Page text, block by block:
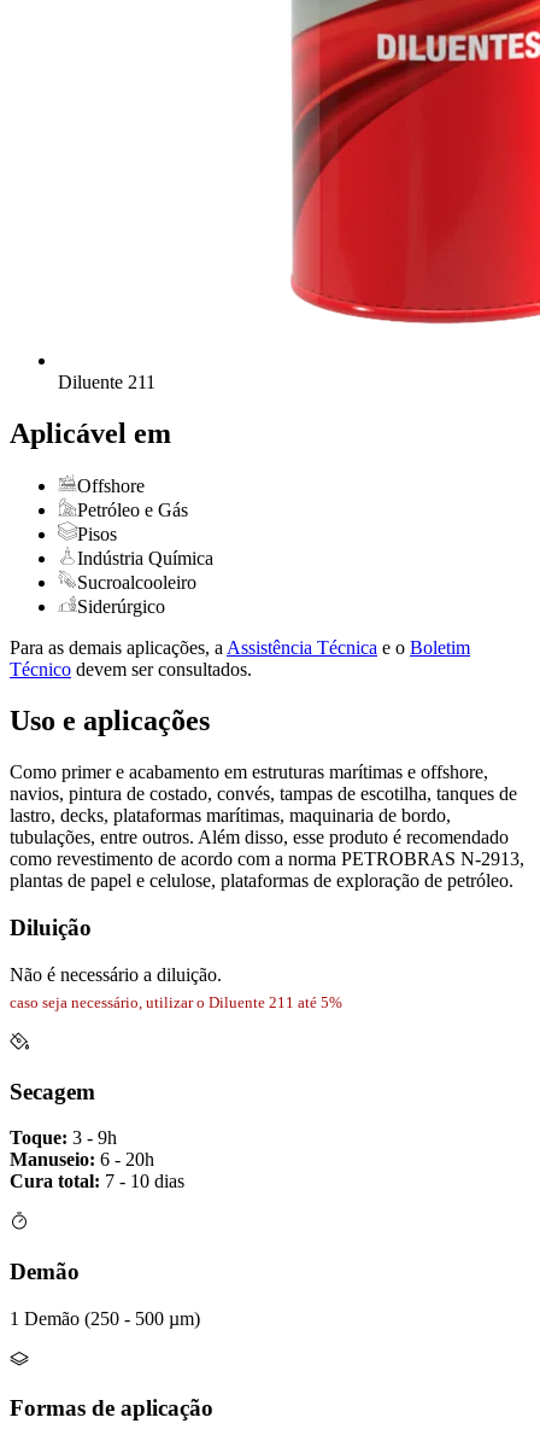
Diluente 211
Aplicável em
Offshore
Petróleo e Gás
Pisos
Indústria Química
Sucroalcooleiro
Siderúrgico
Para as demais aplicações, aAssistência Técnica e o Boletim
Técnico devem ser consultados.
Uso e aplicações
Como primer e acabamento em estruturas marítimas e offshore,
navios, pintura de costado, convés, tampas de escotilha, tanques de
lastro, decks, plataformas marítimas, maquinaria de bordo,
tubulações, entre outros. Além disso, esse produto é recomendado
como revestimento de acordo com a norma PETROBRAS N-2913,
plantas de papel e celulose, plataformas de exploração de petróleo.
Diluição
Não é necessário a diluição.
caso seja necessário, utilizar o Diluente 211 até 5%
Secagem
Toque: 3 - 9h
Manuseio: 6 - 20h
Cura total: 7 - 10 dias
Demão
1 Demão (250 - 500 µm)
Formas de aplicação